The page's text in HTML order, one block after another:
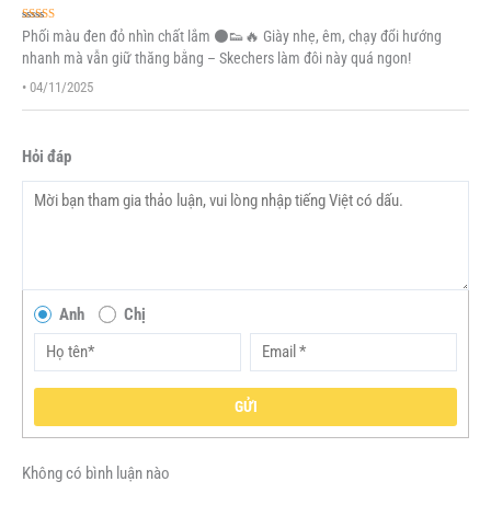
Được xếp
hạng 55 sao
Phối màu đen đỏ nhìn chất lắm ⚫👟🔥 Giày nhẹ, êm, chạy đổi hướng
nhanh mà vẫn giữ thăng bằng – Skechers làm đôi này quá ngon!
• 04/11/2025
Hỏi đáp
Anh Chị
GỬI
Không có bình luận nào